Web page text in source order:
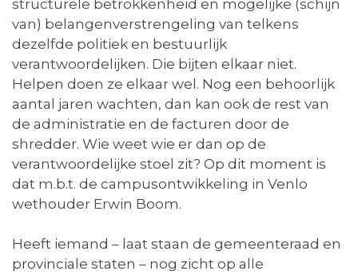
structurele betrokkenheid en mogelijke (schijn
van) belangenverstrengeling van telkens
dezelfde politiek en bestuurlijk
verantwoordelijken. Die bijten elkaar niet.
Helpen doen ze elkaar wel. Nog een behoorlijk
aantal jaren wachten, dan kan ook de rest van
de administratie en de facturen door de
shredder. Wie weet wie er dan op de
verantwoordelijke stoel zit? Op dit moment is
dat m.b.t. de campusontwikkeling in Venlo
wethouder Erwin Boom.
Heeft iemand – laat staan de gemeenteraad en
provinciale staten – nog zicht op alle